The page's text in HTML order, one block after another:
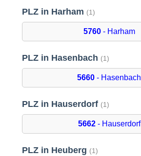
PLZ in Harham (1)
5760- Harham
PLZ in Hasenbach (1)
5660 - Hasenbach
PLZ in Hauserdorf (1)
5662- Hauserdorf
PLZ in Heuberg (1)